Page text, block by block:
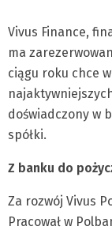
Vivus Finance,
ma
ciągu roku chce
doświadczony w
spółki.
Z banku do
Za rozwój Vivus
Pracował w